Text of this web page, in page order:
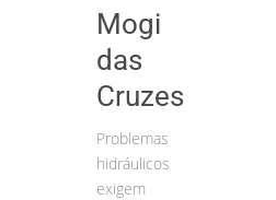
Mogi
das
Cruzes
Problemas
hidráulicos
exigem